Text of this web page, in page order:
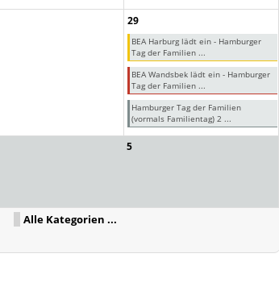
29
BEA Harburg lädt ein - Hamburger
Tag der Familien ...
BEA Wandsbek lädt ein - Hamburger
Tag der Familien ...
Hamburger Tag der Familien
(vormals Familientag) 2 ...
5
Alle Kategorien ...